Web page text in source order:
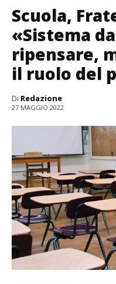
Scuola,
«Sistema
ripensare,
il ruolo del
Di Redazione
27 MAGGIO 2022